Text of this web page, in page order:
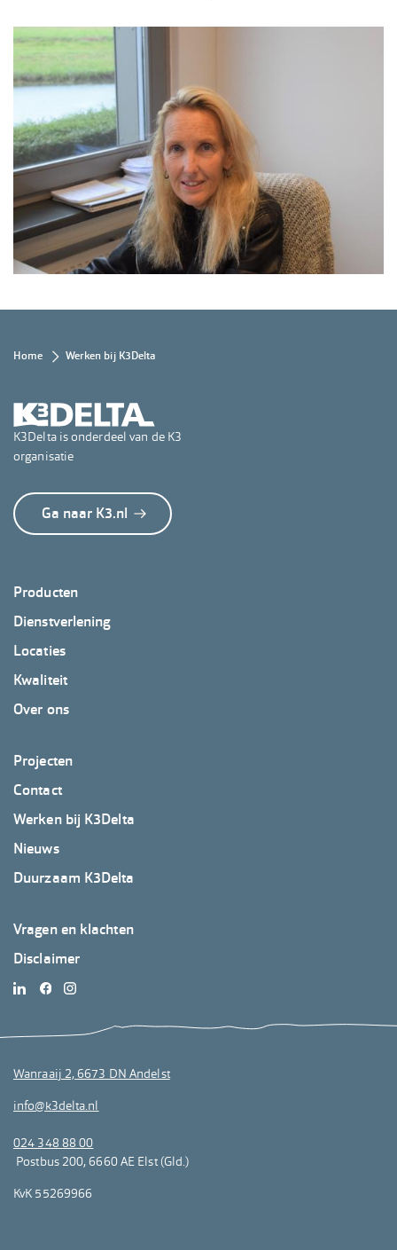
Kruimelpad
Home Werken bij K3Delta
K3Delta is onderdeel van de K3
organisatie
Ga naar K3.nl
Footer
K3Delta
Producten
Dienstverlening
Locaties
Kwaliteit
Over ons
Footer
K3Delta
2
Projecten
Contact
Werken bij K3Delta
Nieuws
Duurzaam K3Delta
Footer
K3Delta
3
Vragen en klachten
Disclaimer
Wanraaij 2, 6673 DN Andelst
info@k3delta.nl
024 348 88 00
Postbus 200, 6660 AE Elst (Gld.)
KvK 55269966